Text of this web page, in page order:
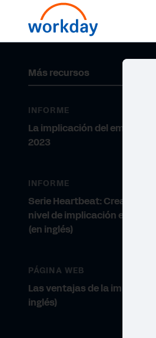
Más recursos
INFORME
La implicación del empleado
2023
INFORME
Serie Heartbeat: Crear un alto
nivel de implicación en la
(en inglés)
PÁGINA WEB
Las ventajas de la
inglés)